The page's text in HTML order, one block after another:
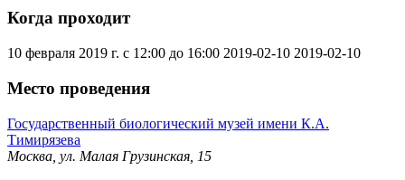
Когда проходит
10 февраля 2019 г. с 12:00 до 16:00 2019-02-10 2019-02-10
Место проведения
Государственный биологический музей имени К.А.
Тимирязева
Москва, ул. Малая Грузинская, 15